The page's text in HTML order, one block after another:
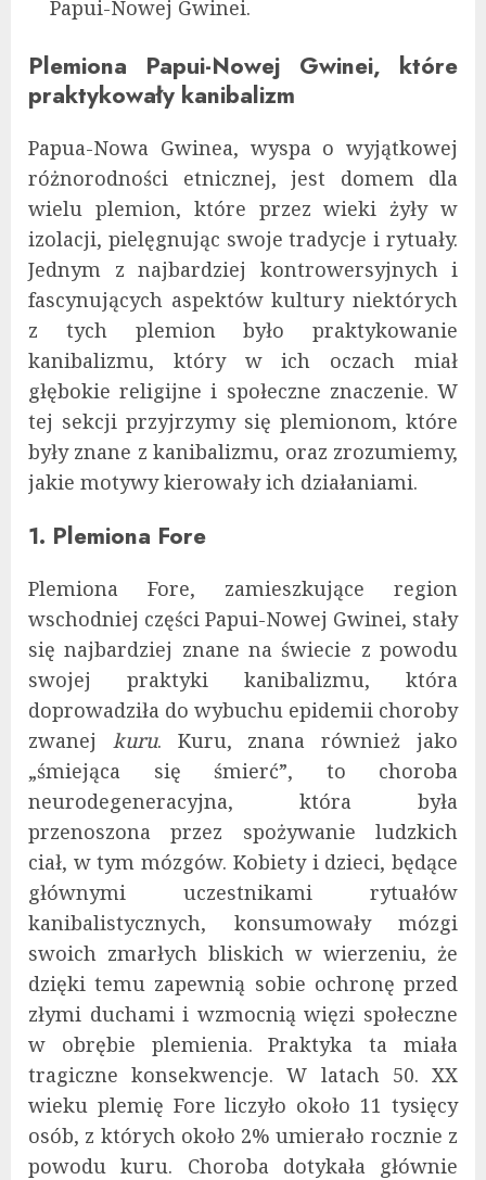
Papui-Nowej Gwinei.
Plemiona Papui-Nowej Gwinei, które
praktykowały kanibalizm
Papua-Nowa Gwinea, wyspa o wyjątkowej
różnorodności etnicznej, jest domem dla
wielu plemion, które przez wieki żyły w
izolacji, pielęgnując swoje tradycje i rytuały.
Jednym z najbardziej kontrowersyjnych i
fascynujących aspektów kultury niektórych
z tych plemion było praktykowanie
kanibalizmu, który w ich oczach miał
głębokie religijne i społeczne znaczenie. W
tej sekcji przyjrzymy się plemionom, które
były znane z kanibalizmu, oraz zrozumiemy,
jakie motywy kierowały ich działaniami.
1. Plemiona Fore
Plemiona Fore, zamieszkujące region
wschodniej części Papui-Nowej Gwinei, stały
się najbardziej znane na świecie z powodu
swojej praktyki kanibalizmu, która
doprowadziła do wybuchu epidemii choroby
zwanej kuru. Kuru, znana również jako
„śmiejąca się śmierć”, to choroba
neurodegeneracyjna, która była
przenoszona przez spożywanie ludzkich
ciał, w tym mózgów. Kobiety i dzieci, będące
głównymi uczestnikami rytuałów
kanibalistycznych, konsumowały mózgi
swoich zmarłych bliskich w wierzeniu, że
dzięki temu zapewnią sobie ochronę przed
złymi duchami i wzmocnią więzi społeczne
w obrębie plemienia. Praktyka ta miała
tragiczne konsekwencje. W latach 50. XX
wieku plemię Fore liczyło około 11 tysięcy
osób, z których około 2% umierało rocznie z
powodu kuru. Choroba dotykała głównie